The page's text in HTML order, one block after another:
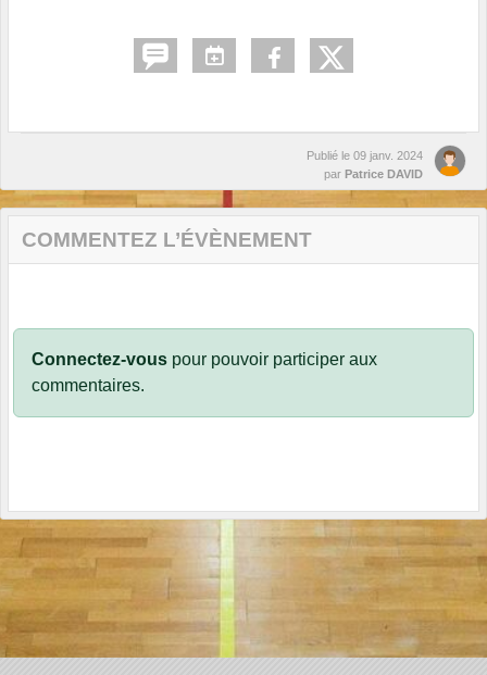
Publié le 09 janv. 2024
par Patrice DAVID
COMMENTEZ L’ÉVÈNEMENT
Connectez-vous pour pouvoir participer aux
commentaires.